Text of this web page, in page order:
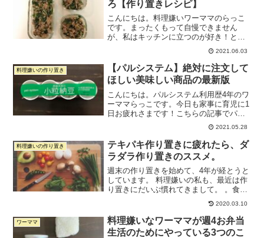
ろ【作り置きレシピ】
こんにちは。料理嫌いワーママのらっこ
です。まったくもって自慢できません
が、私はキッチンに立つのが好き！とい
うタイプではありません。それで、この
ブログに料理嫌いワーママの作り置きに
ついて書いたところ、毎日たくさんの人
達が見に来てくださっていま...
2021.06.03
料理嫌いの作り置き
【パルシステム】絶対に注文して
ほしい美味しい商品の最新版
こんにちは。パルシステム利用歴4年のワ
ーママらっこです。今日も家事に育児に1
日お疲れさまです！こちらの記事でパル
システムのおすすめを書きました↓【パル
システム】ワーママが絶対注文すべき本
当に美味しい商品8選この記事を書いてか
ら2年ほど経ち、...
2021.05.28
料理嫌いの作り置き
テキパキ作り置きに疲れたら、ダ
ラダラ作り置きのススメ。
週末の作り置きを始めて、4年が経とうと
しています。 料理嫌いの私も、最近は作
り置きにだいぶ慣れてきまして。 。食材
が届いたら、儀式に向かうような気持ち
で作り置きを始めるようになりまし
た。。作り置きに関して、好調な時期
も、スランプも乗り越えた...
2020.03.10
ワーママ
料理嫌いなワーママが週4お弁当
生活のためにやっている3つのこ